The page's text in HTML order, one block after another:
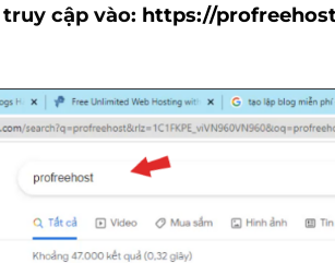
cập vào: https://